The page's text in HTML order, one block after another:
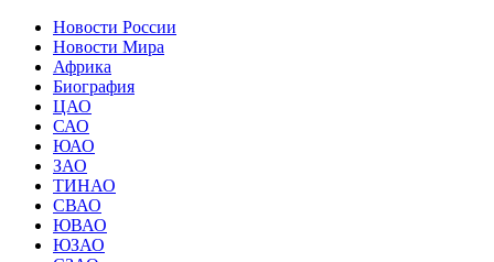
Новости России
Новости Мира
Африка
Биография
ЦАО
САО
ЮАО
ЗАО
ТИНАО
СВАО
ЮВАО
ЮЗАО